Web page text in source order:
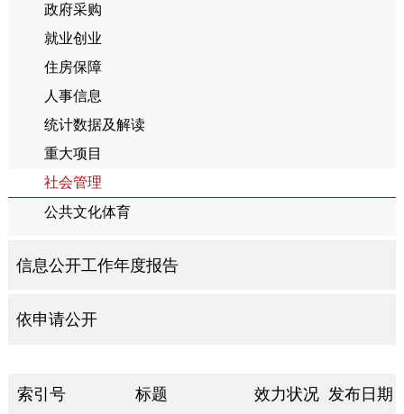
政府采购
就业创业
住房保障
人事信息
统计数据及解读
重大项目
社会管理
公共文化体育
信息公开工作年度报告
依申请公开
索引号 标题 效力状况 发布日期